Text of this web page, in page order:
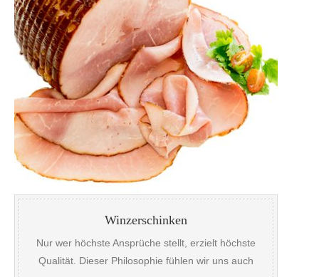
Winzerschinken
Nur wer höchste Ansprüche stellt, erzielt höchste
Qualität. Dieser Philosophie fühlen wir uns auch